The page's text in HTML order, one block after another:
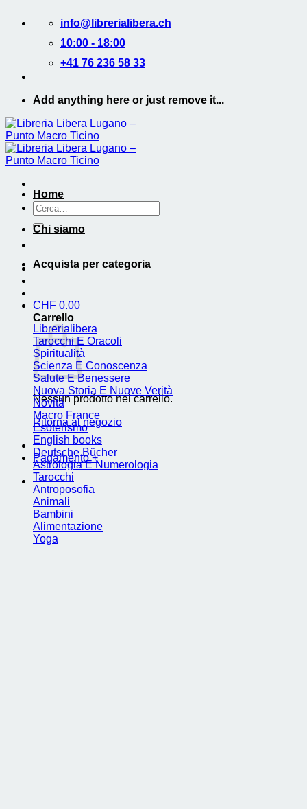
contenuti
info@librerialibera.ch
10:00 - 18:00
+41 76 236 58 33
Add anything here or just remove it...
Cerca:
CHF 0.00
Carrello
Nessun prodotto nel carrello.
Ritorna al negozio
Pagamento +
Home
Chi siamo
Acquista per categoria
Librerialibera
Tarocchi E Oracoli
Spiritualità
Scienza E Conoscenza
Salute E Benessere
Nuova Storia E Nuove Verità
Novità
Macro France
Esoterismo
English books
Deutsche Bücher
Astrologia E Numerologia
Tarocchi
Antroposofia
Animali
Bambini
Alimentazione
Yoga